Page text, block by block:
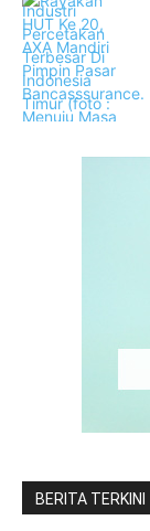
BERITA TERKINI